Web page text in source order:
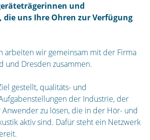
und
die uns Ihre Ohren zur Verfügung
arbeiten wir gemeinsam mit der Firma
und Dresden zusammen.
gestellt, qualitäts- und
der Industrie, der
zu lösen, die in der Hör- und
aktiv sind. Dafür steht ein Netzwerk